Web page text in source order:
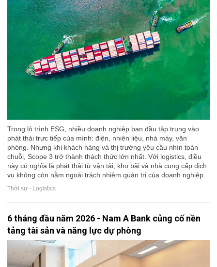
Trong lộ trình ESG, nhiều doanh nghiệp ban đầu tập trung vào
phát thải trực tiếp của mình: điện, nhiên liệu, nhà máy, văn
phòng. Nhưng khi khách hàng và thị trường yêu cầu nhìn toàn
chuỗi, Scope 3 trở thành thách thức lớn nhất. Với logistics, điều
này có nghĩa là phát thải từ vận tải, kho bãi và nhà cung cấp dịch
vụ không còn nằm ngoài trách nhiệm quản trị của doanh nghiệp.
Thời sự - Logistics
6 tháng đầu năm 2026 - Nam A Bank củng cố nền
tảng tài sản và năng lực dự phòng